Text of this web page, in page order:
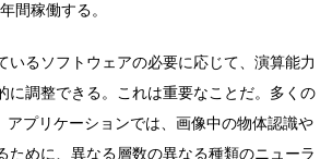
間稼働する。
いるソフトウェアの必要に応じて、演算能力
に調整できる。これは重要なことだ。多くの
アプリケーションでは、画像中の物体認識や
ために、異なる層数の異なる種類のニューラ